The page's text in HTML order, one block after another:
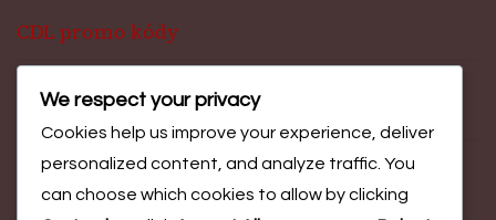
CDL promo kódy
Ceny za výzvu události
Odměny za Battle Pass
We respect your privacy
Cookies help us improve your experience, deliver
personalized content, and analyze traffic. You
can choose which cookies to allow by clicking